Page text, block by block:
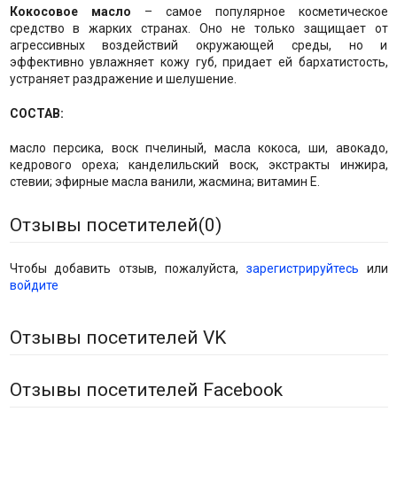
Кокосовое масло – самое популярное косметическое
средство в жарких странах. Оно не только защищает от
агрессивных воздействий окружающей среды, но и
эффективно увлажняет кожу губ, придает ей бархатистость,
устраняет раздражение и шелушение.
СОСТАВ:
масло персика, воск пчелиный, масла кокоса, ши, авокадо,
кедрового ореха; канделильский воск, экстракты инжира,
стевии; эфирные масла ванили, жасмина; витамин Е.
Отзывы посетителей(0)
Чтобы добавить отзыв, пожалуйста, зарегистрируйтесь или
войдите
Отзывы посетителей VK
Отзывы посетителей Facebook